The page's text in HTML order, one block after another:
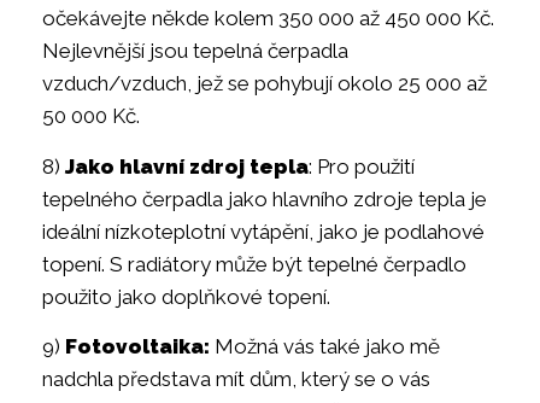
očekávejte někde kolem 350 000 až 450 000 Kč.
Nejlevnější jsou tepelná čerpadla
vzduch/vzduch, jež se pohybují okolo 25 000 až
50 000 Kč.
8) Jako hlavní zdroj tepla: Pro použití
tepelného čerpadla jako hlavního zdroje tepla je
ideální nízkoteplotní vytápění, jako je podlahové
topení. S radiátory může být tepelné čerpadlo
použito jako doplňkové topení.
9) Fotovoltaika: Možná vás také jako mě
nadchla představa mít dům, který se o vás